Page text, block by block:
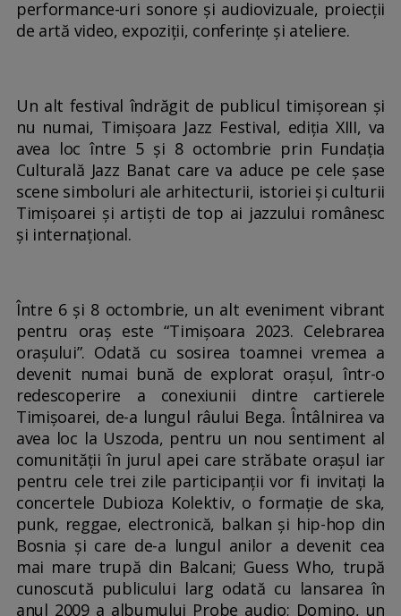
performance-uri sonore și audiovizuale, proiecții
de artă video, expoziții, conferințe și ateliere.
Un alt festival îndrăgit de publicul timișorean și
nu numai, Timișoara Jazz Festival, ediția XIII, va
avea loc între 5 și 8 octombrie prin Fundația
Culturală Jazz Banat care va aduce pe cele șase
scene simboluri ale arhitecturii, istoriei și culturii
Timișoarei și artiști de top ai jazzului românesc
și internațional.
Între 6 și 8 octombrie, un alt eveniment vibrant
pentru oraș este “Timișoara 2023. Celebrarea
orașului”. Odată cu sosirea toamnei vremea a
devenit numai bună de explorat orașul, într-o
redescoperire a conexiunii dintre cartierele
Timișoarei, de-a lungul râului Bega. Întâlnirea va
avea loc la Uszoda, pentru un nou sentiment al
comunității în jurul apei care străbate orașul iar
pentru cele trei zile participanții vor fi invitați la
concertele Dubioza Kolektiv, o formație de ska,
punk, reggae, electronică, balkan și hip-hop din
Bosnia și care de-a lungul anilor a devenit cea
mai mare trupă din Balcani; Guess Who, trupă
cunoscută publicului larg odată cu lansarea în
anul 2009 a albumului Probe audio; Domino, un